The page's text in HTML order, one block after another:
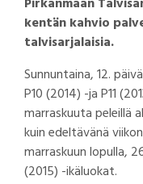
Pirkanmaan
kentän kahvio
talvisarjalaisia.
Sunnuntaina, 12.
P10 (2014) -ja P11
marraskuuta peleillä
kuin edeltävänä
marraskuun lopulla,
(2015) -ikäluokat.